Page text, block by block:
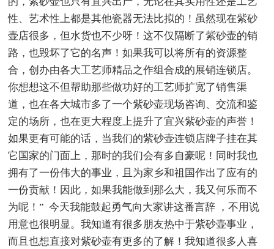
性、艺术性上都是其他瓷器无法比拟的！虽然现在紫砂
壶店很多，但水货也不少呀！这不仅隔断了紫砂壶的销
路，也毁坏了它的名声！如果我可以将所有的资源整
合，创办由各大工艺师精品之作组合成的展销连锁店。
你想想这不但帮助那些做功好的工艺师扩宽了销售渠
道，也在各大城市多了一个紫砂壶现场咨询、交流和鉴
定的场所，也在更大程度上提升了宜兴紫砂壶的声誉！
如果更有可能的话，当我们的紫砂壶连锁店牌子挂在其
它国家的门面上，那时的我们会有多自豪呢！同时我也
拥有了一份伟大的事业，且为家乡和祖国作出了应有的
一份贡献！因此，如果我能做到那么大，我又何乐而不
为呢！” 今天我能鼓起勇气向大家讲这番言辞 ，不用说
用意也很明显。我知道有很多朋友热中于紫砂壶事业，
而且也想直接对紫砂壶有更多的了解！我知道很多人喜